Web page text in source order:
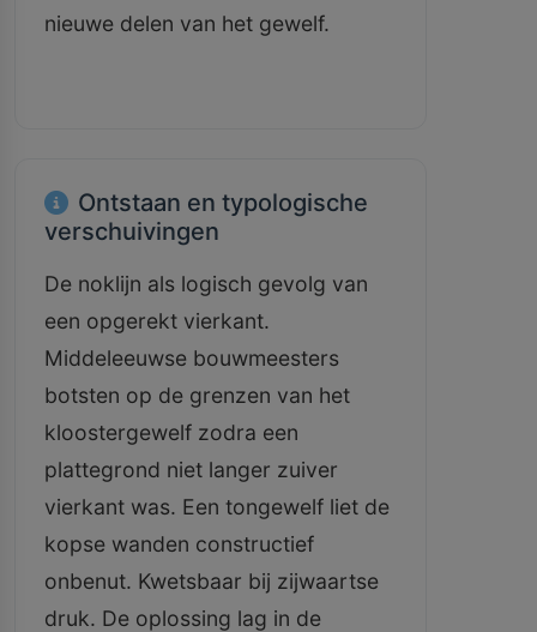
nieuwe delen van het gewelf.
Ontstaan en typologische
verschuivingen
De noklijn als logisch gevolg van
een opgerekt vierkant.
Middeleeuwse bouwmeesters
botsten op de grenzen van het
kloostergewelf zodra een
plattegrond niet langer zuiver
vierkant was. Een tongewelf liet de
kopse wanden constructief
onbenut. Kwetsbaar bij zijwaartse
druk. De oplossing lag in de